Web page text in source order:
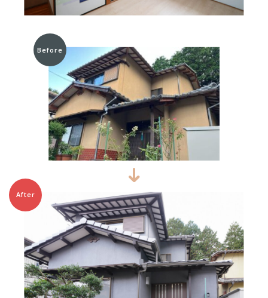
Before
After